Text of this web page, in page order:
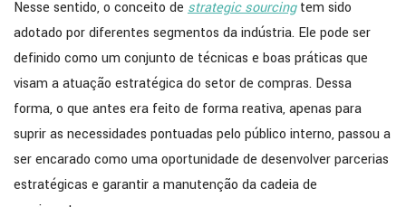
Nesse sentido, o conceito de strategic sourcingtem sido
adotado por diferentes segmentos da indústria. Ele pode ser
definido como um conjunto de técnicas e boas práticas que
visam a atuação estratégica do setor de compras. Dessa
forma, o que antes era feito de forma reativa, apenas para
suprir as necessidades pontuadas pelo público interno, passou a
ser encarado como uma oportunidade de desenvolver parcerias
estratégicas e garantir a manutenção da cadeia de